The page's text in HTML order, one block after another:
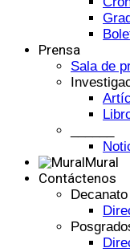
Prensa
Sala de
Mural
Contáctenos
Decanato